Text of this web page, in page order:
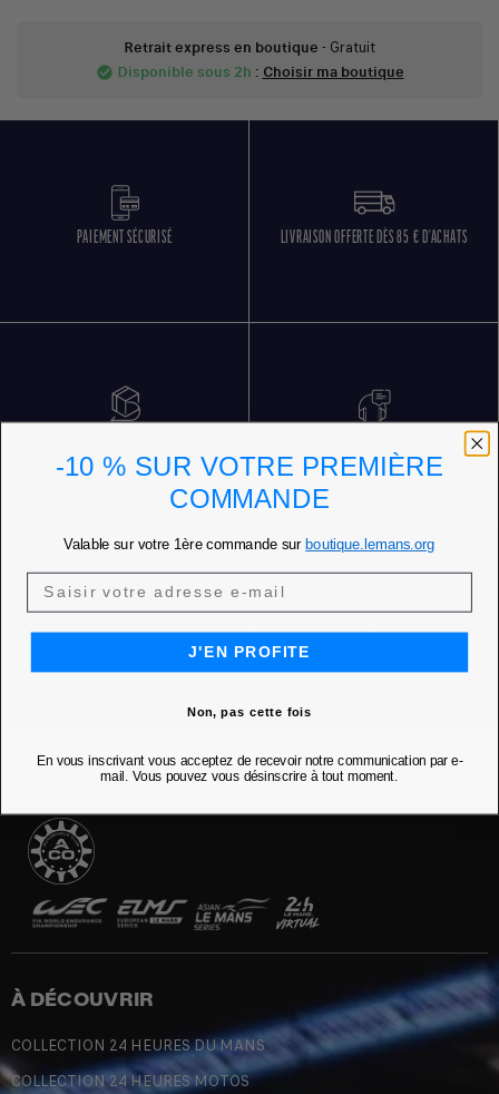
Retrait express en boutique - Gratuit
check_circle Disponible sous 2h : Choisir ma boutique
PAIEMENT SÉCURISÉ LIVRAISON OFFERTE DÈS 85 € D'ACHATS
À DÉCOUVRIR
COLLECTION 24 HEURES DU MANS
COLLECTION 24 HEURES MOTOS
-10 % SUR VOTRE PREMIÈRE
COMMANDE
Valable sur votre 1ère commande sur boutique.lemans.org
J'EN PROFITE
Non, pas cette fois
En vous inscrivant vous acceptez de recevoir notre communication par e-
mail. Vous pouvez vous désinscrire à tout moment.